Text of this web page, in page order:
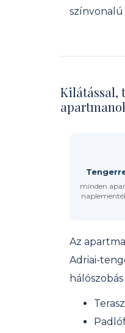
színvonalú
Kilátással,
minden
Az
Adriai-